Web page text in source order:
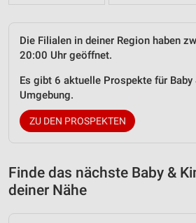
Die Filialen in deiner Region haben
20:00 Uhr geöffnet.
Es gibt 6 aktuelle Prospekte für
Umgebung.
ZU DEN PROSPEKTEN
Finde das nächste Baby &
deiner Nähe